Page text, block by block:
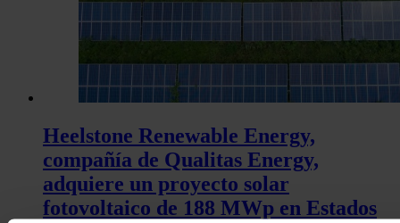
Heelstone Renewable Energy,
compañía de Qualitas Energy,
adquiere un proyecto solar
fotovoltaico de 188 MWp en Estados